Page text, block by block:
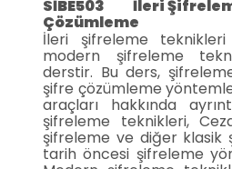
SİBE503 İleri
Çözümleme
İleri şifreleme
modern şifreleme
derstir. Bu ders,
şifre çözümleme
araçları hakkında
şifreleme teknikleri,
şifreleme ve diğer klasik
tarih öncesi şifreleme